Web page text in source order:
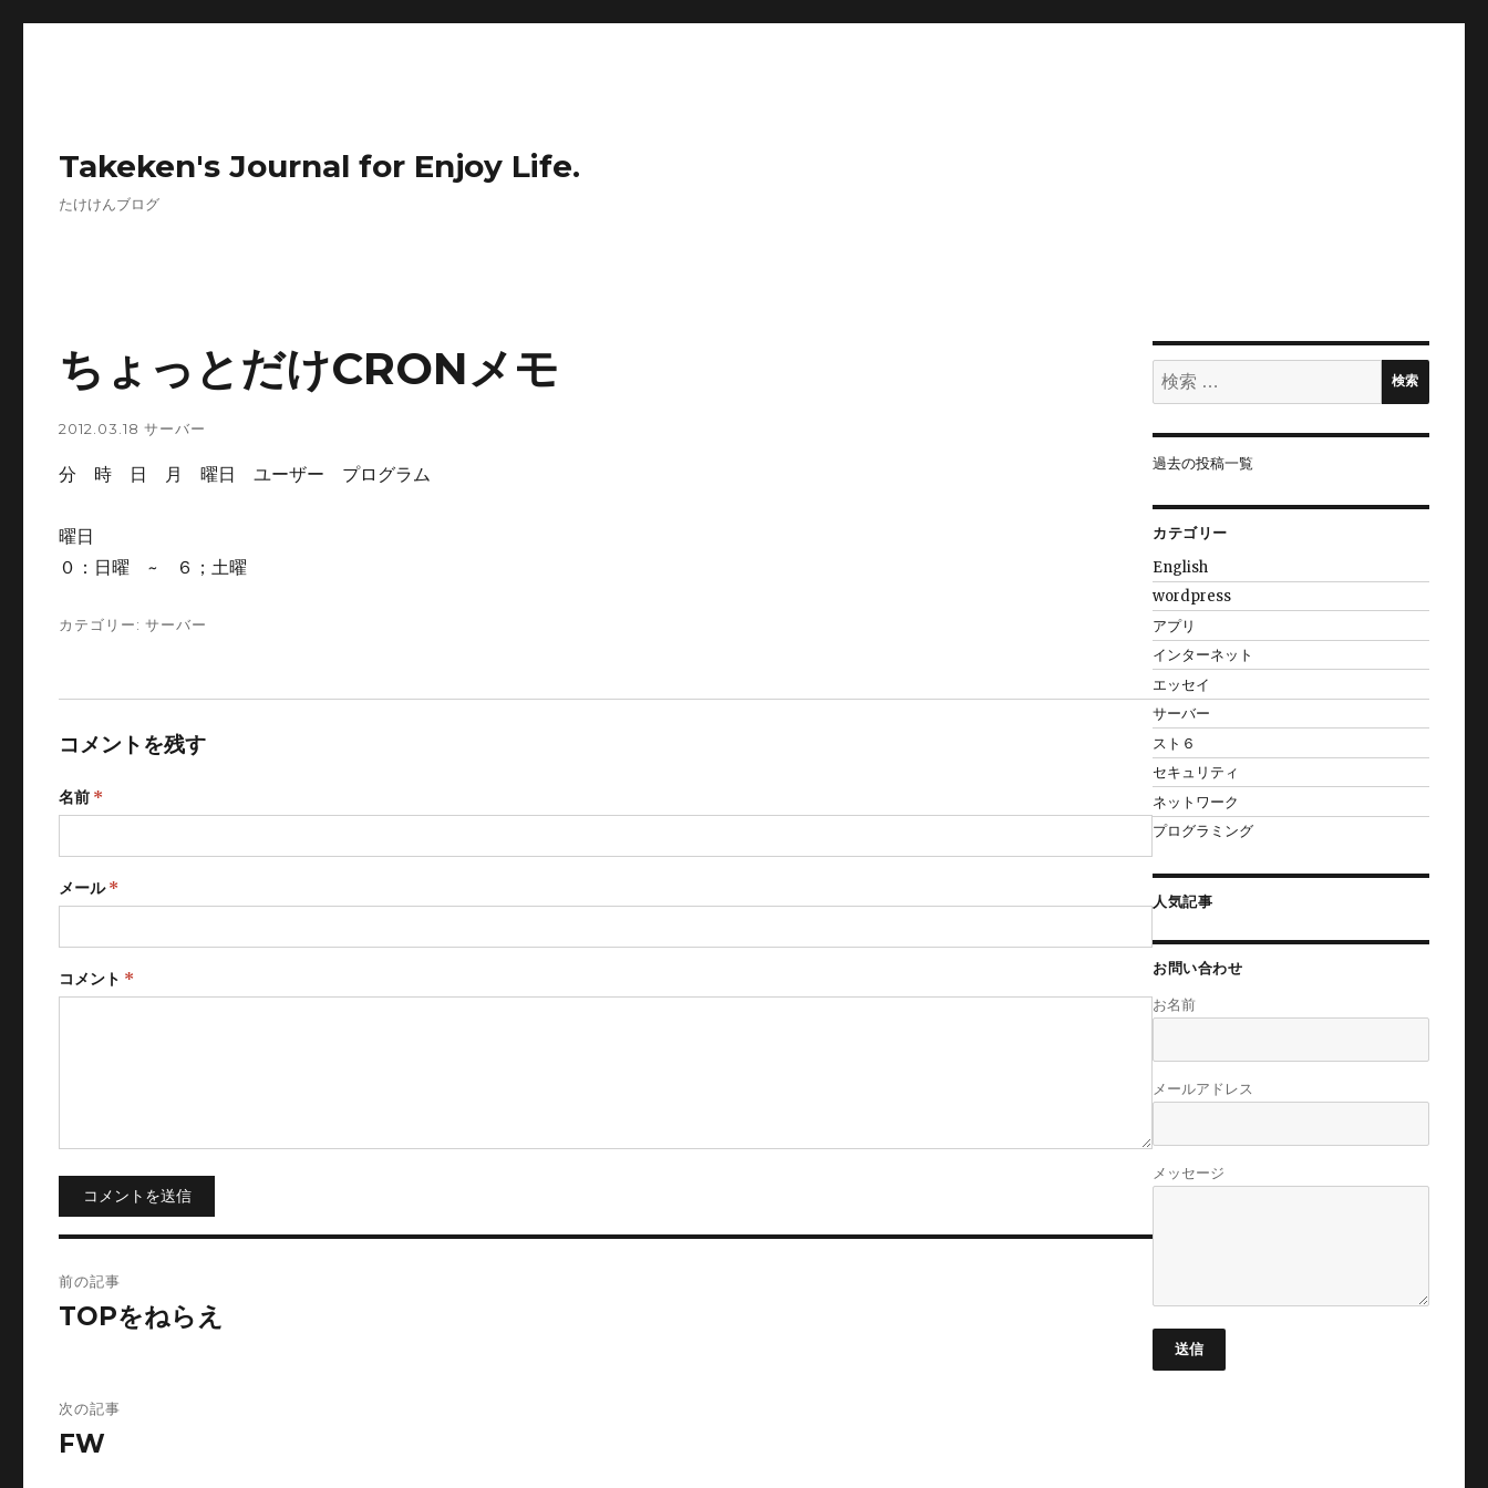
Takeken's Journal for Enjoy Life.
たけけんブログ
ちょっとだけCRONメモ
2012.03.18 サーバー
分 時 日 月 曜日 ユーザー プログラム
曜日
０：日曜 ~ ６；土曜
カテゴリー:サーバー
コメントを残す
名前 *
メール*
コメント *
コメントを送信
稿
ビ
ゲ
前の記事
TOPをねらえ
次の記事
FW
検
索:
検索
過去の投稿一覧
カテゴリー
English
wordpress
アプリ
インターネット
エッセイ
サーバー
スト６
セキュリティ
ネットワーク
プログラミング
人気記事
お問い合わせ
お名前
メールアドレス
メッセージ
送信